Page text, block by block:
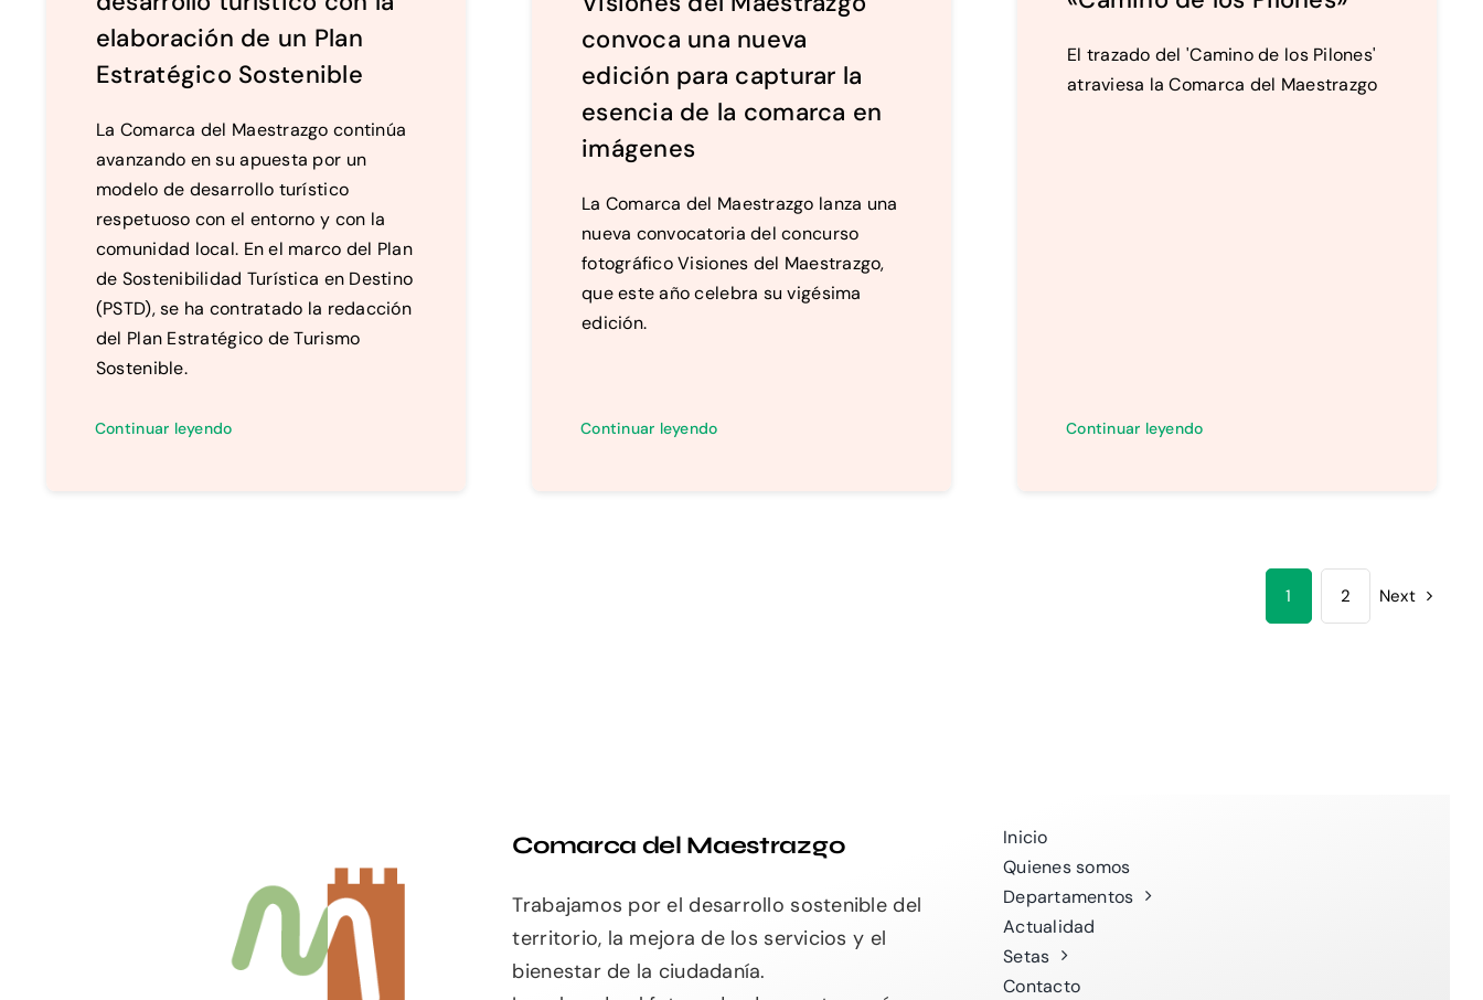
elaboración de un Plan
Estratégico Sostenible
La Comarca del Maestrazgo continúa
avanzando en su apuesta por un
modelo de desarrollo turístico
respetuoso con el entorno y con la
comunidad local. En el marco del Plan
de Sostenibilidad Turística en Destino
(PSTD), se ha contratado la redacción
del Plan Estratégico de Turismo
Sostenible.
Continuar leyendo
convoca una nueva
edición para capturar la
esencia de la comarca en
imágenes
La Comarca del Maestrazgo lanza una
nueva convocatoria del concurso
fotográfico Visiones del Maestrazgo,
que este año celebra su vigésima
edición.
Continuar leyendo
El trazado del 'Camino de los Pilones'
atraviesa la Comarca del Maestrazgo
Continuar leyendo
1 2 Next
Comarca del Maestrazgo
Trabajamos por el desarrollo sostenible del
territorio, la mejora de los servicios y el
bienestar de la ciudadanía.
Inicio
Quienes somos
Departamentos
Actualidad
Setas
Contacto